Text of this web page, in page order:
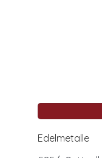
Edelmetalle